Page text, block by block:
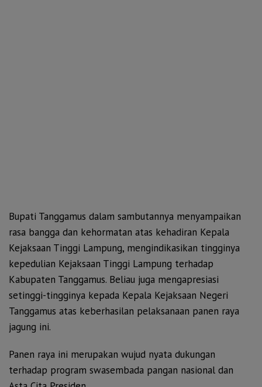
Bupati Tanggamus dalam sambutannya menyampaikan
rasa bangga dan kehormatan atas kehadiran Kepala
Kejaksaan Tinggi Lampung, mengindikasikan tingginya
kepedulian Kejaksaan Tinggi Lampung terhadap
Kabupaten Tanggamus. Beliau juga mengapresiasi
setinggi-tingginya kepada Kepala Kejaksaan Negeri
Tanggamus atas keberhasilan pelaksanaan panen raya
jagung ini.
Panen raya ini merupakan wujud nyata dukungan
terhadap program swasembada pangan nasional dan